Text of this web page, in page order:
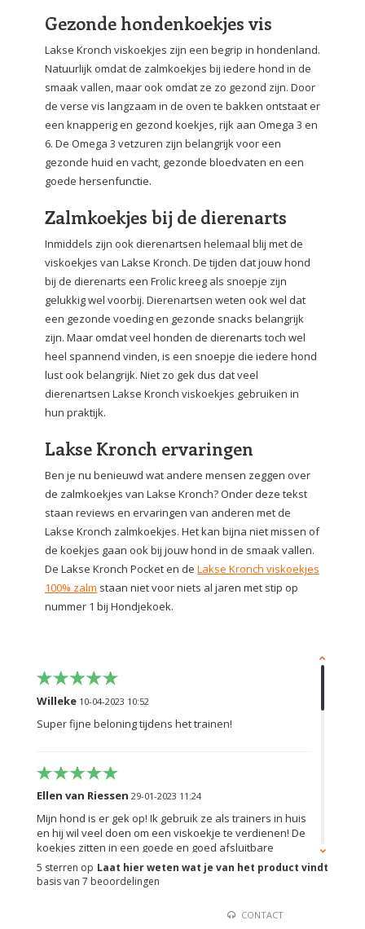
Gezonde hondenkoekjes vis
Lakse Kronch viskoekjes zijn een begrip in hondenland.
Natuurlijk omdat de zalmkoekjes bij iedere hond in de
smaak vallen, maar ook omdat ze zo gezond zijn. Door
de verse vis langzaam in de oven te bakken ontstaat er
een knapperig en gezond koekjes, rijk aan Omega 3 en
6. De Omega 3 vetzuren zijn belangrijk voor een
gezonde huid en vacht, gezonde bloedvaten en een
goede hersenfunctie.
Zalmkoekjes bij de dierenarts
Inmiddels zijn ook dierenartsen helemaal blij met de
viskoekjes van Lakse Kronch. De tijden dat jouw hond
bij de dierenarts een Frolic kreeg als snoepje zijn
gelukkig wel voorbij. Dierenartsen weten ook wel dat
een gezonde voeding en gezonde snacks belangrijk
zijn. Maar omdat veel honden de dierenarts toch wel
heel spannend vinden, is een snoepje die iedere hond
lust ook belangrijk. Niet zo gek dus dat veel
dierenartsen Lakse Kronch viskoekjes gebruiken in
hun praktijk.
Lakse Kronch ervaringen
Ben je nu benieuwd wat andere mensen zeggen over
de zalmkoekjes van Lakse Kronch? Onder deze tekst
staan reviews en ervaringen van anderen met de
Lakse Kronch zalmkoekjes. Het kan bijna niet missen of
de koekjes gaan ook bij jouw hond in de smaak vallen.
De Lakse Kronch Pocket en de Lakse Kronch viskoekjes
100% zalm staan niet voor niets al jaren met stip op
nummer 1 bij Hondjekoek.
Willeke 10-04-2023 10:52
Super fijne beloning tijdens het trainen!
Ellen van Riessen 29-01-2023 11:24
Mijn hond is er gek op! Ik gebruik ze als trainers in huis
en hij wil veel doen om een viskoekje te verdienen! De
koekjes zitten in een goede en goed afsluitbare
verpakking. Als de verpakking dicht is zijn er geen vis
geuren. De viskoekjes doen het slecht in een jaszak, ze
Laat hier weten wat je van het product vindt
5 sterren op
basis van 7 beoordelingen
CONTACT